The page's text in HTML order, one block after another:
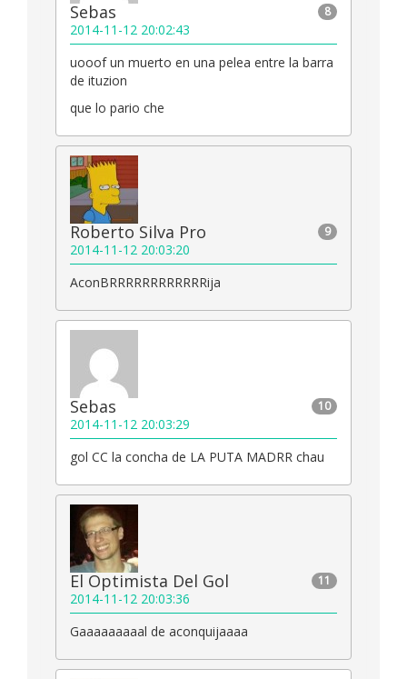
8
Sebas
2014-11-12 20:02:43
uooof un muerto en una pelea entre la barra
de ituzion
que lo pario che
9
Roberto Silva Pro
2014-11-12 20:03:20
AconBRRRRRRRRRRRRija
10
Sebas
2014-11-12 20:03:29
gol CC la concha de LA PUTA MADRR chau
11
El Optimista Del Gol
2014-11-12 20:03:36
Gaaaaaaaaal de aconquijaaaa